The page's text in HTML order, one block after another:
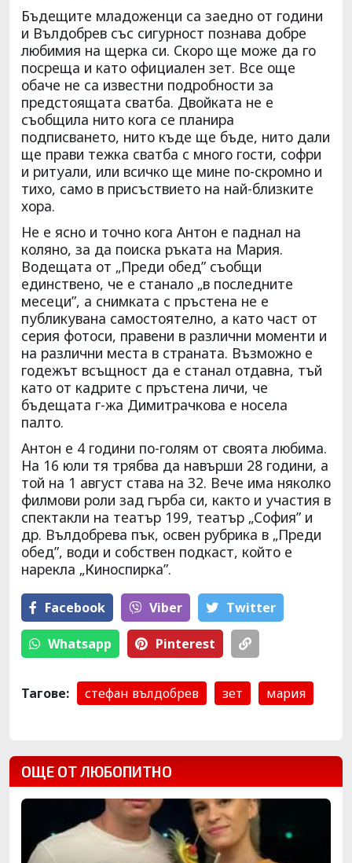
Бъдещите младоженци са заедно от години
и Вълдобрев със сигурност познава добре
любимия на щерка си. Скоро ще може да го
посреща и като официален зет. Все още
обаче не са известни подробности за
предстоящата сватба. Двойката не е
съобщила нито кога се планира
подписването, нито къде ще бъде, нито дали
ще прави тежка сватба с много гости, софри
и ритуали, или всичко ще мине по-скромно и
тихо, само в присъствието на най-близките
хора.
Не е ясно и точно кога Антон е паднал на
коляно, за да поиска ръката на Мария.
Водещата от „Преди обед” съобщи
единствено, че е станало „в последните
месеци”, а снимката с пръстена не е
публикувана самостоятелно, а като част от
серия фотоси, правени в различни моменти и
на различни места в страната. Възможно е
годежът всъщност да е станал отдавна, тъй
като от кадрите с пръстена личи, че
бъдещата г-жа Димитрачкова е носела
палто.
Антон е 4 години по-голям от своята любима.
На 16 юли тя трябва да навърши 28 години, а
той на 1 август става на 32. Вече има няколко
филмови роли зад гърба си, както и участия в
спектакли на театър 199, театър „София” и
др. Вълдобрева пък, освен рубрика в „Преди
обед”, води и собствен подкаст, който е
нарекла „Киноспирка”.
Facebook Viber Тwitter
Whatsapp Pinterest
Тагове: стефан вълдобрев зет мария
ОЩЕ ОТ ЛЮБОПИТНО